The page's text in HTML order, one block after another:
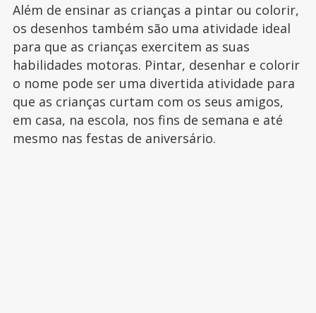
Além de ensinar as crianças a pintar ou colorir,
os desenhos também são uma atividade ideal
para que as crianças exercitem as suas
habilidades motoras. Pintar, desenhar e colorir
o nome pode ser uma divertida atividade para
que as crianças curtam com os seus amigos,
em casa, na escola, nos fins de semana e até
mesmo nas festas de aniversário.